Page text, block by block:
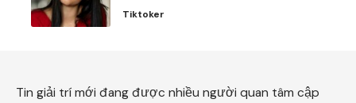
Tiktoker
Tin giải trí mới đang được nhiều người quan tâm cập